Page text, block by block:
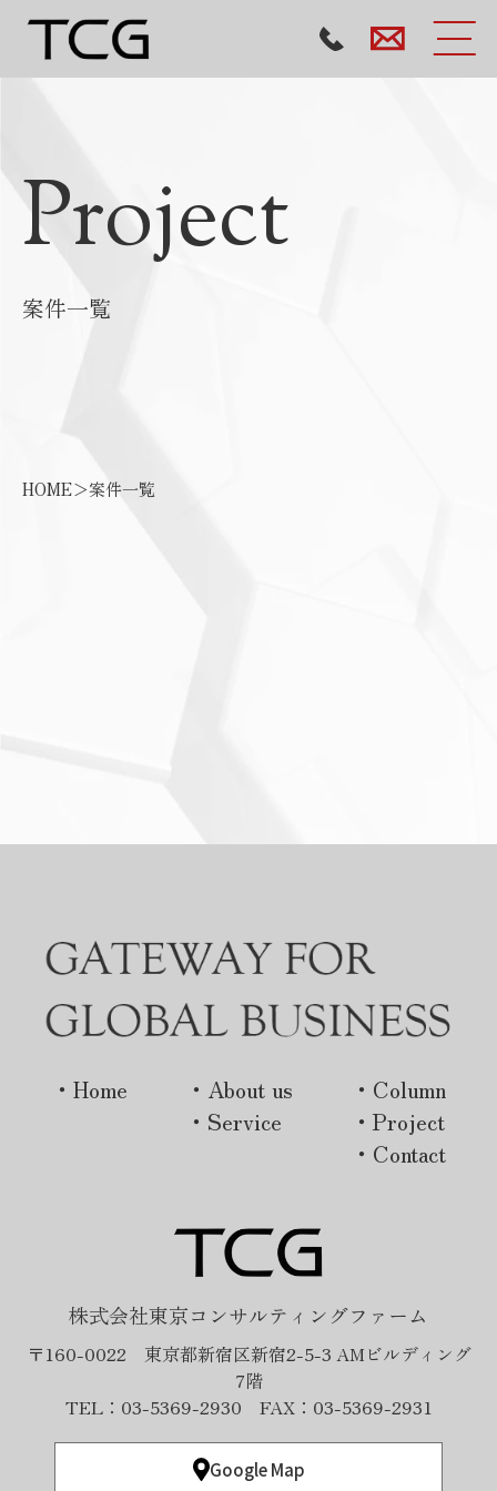
Project
案件一覧
HOME＞案件一覧
・Home
・About us
・Service
・Column
・Project
・Contact
株式会社東京コンサルティングファーム
〒160-0022 東京都新宿区新宿2-5-3 AMビルディング
7階
TEL：03-5369-2930 FAX：03-5369-2931
Google Map